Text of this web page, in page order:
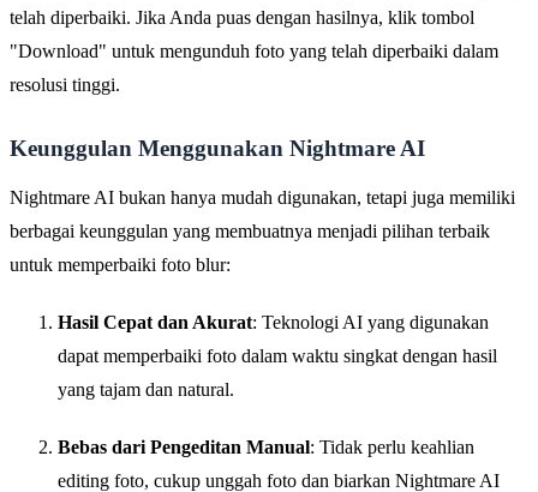
telah diperbaiki. Jika Anda puas dengan hasilnya, klik tombol
"Download" untuk mengunduh foto yang telah diperbaiki dalam
resolusi tinggi.
Keunggulan Menggunakan Nightmare AI
Nightmare AI bukan hanya mudah digunakan, tetapi juga memiliki
berbagai keunggulan yang membuatnya menjadi pilihan terbaik
untuk memperbaiki foto blur:
Hasil Cepat dan Akurat: Teknologi AI yang digunakan
dapat memperbaiki foto dalam waktu singkat dengan hasil
yang tajam dan natural.
Bebas dari Pengeditan Manual: Tidak perlu keahlian
editing foto, cukup unggah foto dan biarkan Nightmare AI